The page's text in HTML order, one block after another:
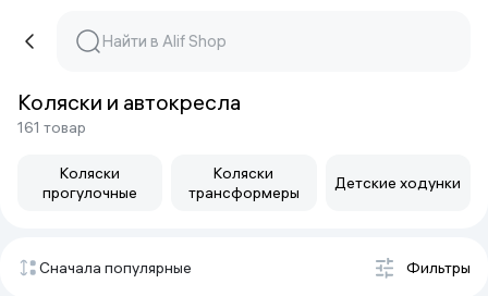
Коляски и автокресла
161 товар
Коляски
прогулочные
Коляски
трансформеры
Детские ходунки
Сначала популярные Фильтры